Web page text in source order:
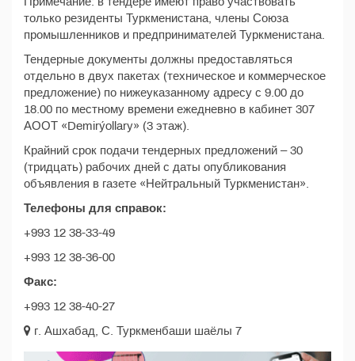
только резиденты Туркменистана, члены Союза
промышленников и предпринимателей Туркменистана.
Тендерные документы должны предоставляться
отдельно в двух пакетах (техническое и коммерческое
предложение) по нижеуказанному адресу с 9.00 до
18.00 по местному времени ежедневно в кабинет 307
АООТ «Demirýollary» (3 этаж).
Крайний срок подачи тендерных предложений – 30
(тридцать) рабочих дней с даты опубликования
объявления в газете «Нейтральный Туркменистан».
Телефоны для справок:
+993 12 38-33-49
+993 12 38-36-00
Факс:
+993 12 38-40-27
г. Ашхабад, С. Туркменбаши шаёлы 7